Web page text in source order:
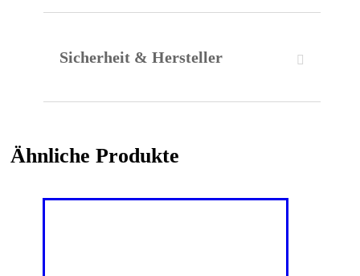
Sicherheit & Hersteller
Ähnliche Produkte